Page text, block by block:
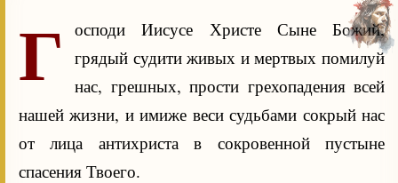
Г
осподи Иисусе Христе Сыне Божий,
грядый судити живых и мертвых помилуй
нас, грешных, прости грехопадения всей
нашей жизни, и имиже веси судьбами сокрый нас
от лица антихриста в сокровенной пустыне
спасения Твоего.